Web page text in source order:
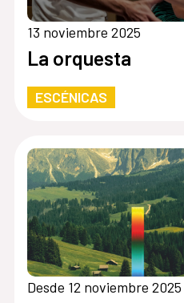
13 noviembre 2025
La orquesta
ESCÉNICAS
Desde 12 noviembre